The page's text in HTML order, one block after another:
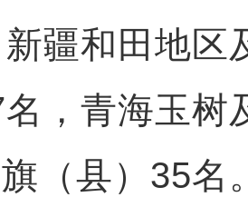
疆和田地区
，青海玉树
（县）35名